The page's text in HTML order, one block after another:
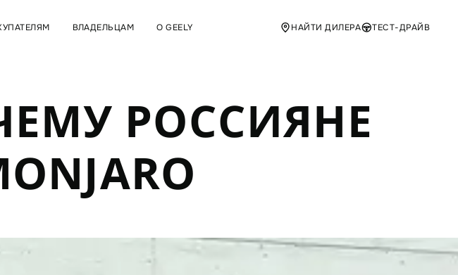
ВЛАДЕЛЬЦАМ О GEELY НАЙТИ ДИЛЕРА ТЕСТ-ДРАЙВ
РОССИЯНЕ